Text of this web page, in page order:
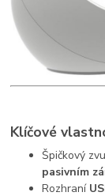
Klíčové
Špičkový
pasivním
Rozhraní